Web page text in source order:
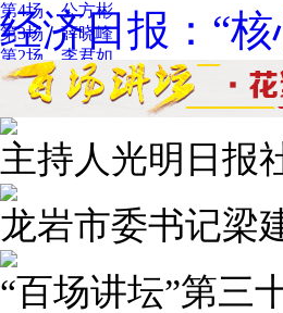
第4场 公方彬
第3场 薛晓峰
第2场 李君如
第1场 叶小文
经济日报：“
主持人光明日报
龙岩市委书记梁
“百场讲坛”第三